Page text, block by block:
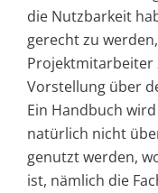
die Nutzbarkeit
gerecht zu
Projektmitarbeiter
Vorstellung über
Ein Handbuch
natürlich nicht
genutzt werden,
ist, nämlich die